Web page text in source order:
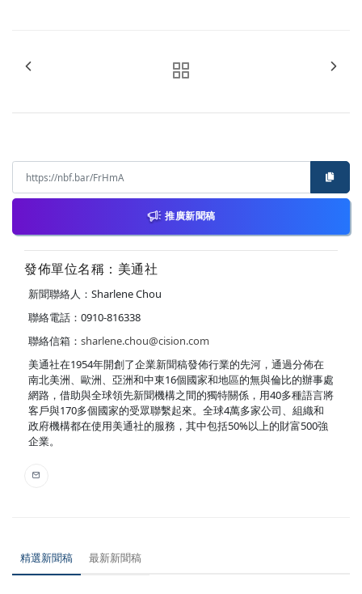
推廣新聞稿
發佈單位名稱：美通社
新聞聯絡人：Sharlene Chou
聯絡電話：0910-816338
聯絡信箱： sharlene.chou@cision.com
美通社在1954年開創了企業新聞稿發佈行業的先河，通過分佈在
南北美洲、歐洲、亞洲和中東16個國家和地區的無與倫比的辦事處
網路，借助與全球領先新聞機構之間的獨特關係，用40多種語言將
客戶與170多個國家的受眾聯繫起來。全球4萬多家公司、組織和
政府機構都在使用美通社的服務，其中包括50%以上的財富500強
企業。
精選新聞稿 最新新聞稿